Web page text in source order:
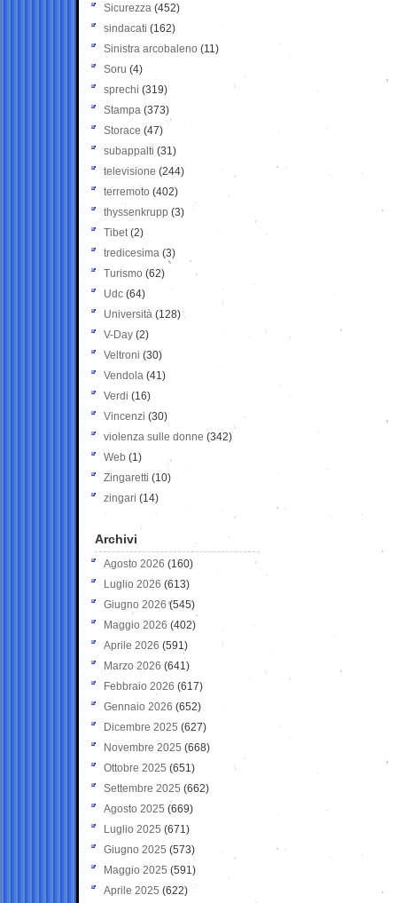
Sicurezza (452)
sindacati (162)
Sinistra arcobaleno (11)
Soru (4)
sprechi (319)
Stampa (373)
Storace (47)
subappalti (31)
televisione(244)
terremoto (402)
thyssenkrupp (3)
Tibet(2)
tredicesima (3)
Turismo (62)
Udc (64)
Università (128)
V-Day (2)
Veltroni (30)
Vendola (41)
Verdi (16)
Vincenzi (30)
violenza sulle donne (342)
Web (1)
Zingaretti (10)
zingari (14)
Archivi
Agosto 2026 (160)
Luglio 2026 (613)
Giugno 2026 (545)
Maggio 2026 (402)
Aprile 2026 (591)
Marzo 2026 (641)
Febbraio 2026 (617)
Gennaio 2026 (652)
Dicembre 2025 (627)
Novembre 2025 (668)
Ottobre 2025 (651)
Settembre 2025 (662)
Agosto 2025 (669)
Luglio 2025 (671)
Giugno 2025 (573)
Maggio 2025 (591)
Aprile 2025 (622)